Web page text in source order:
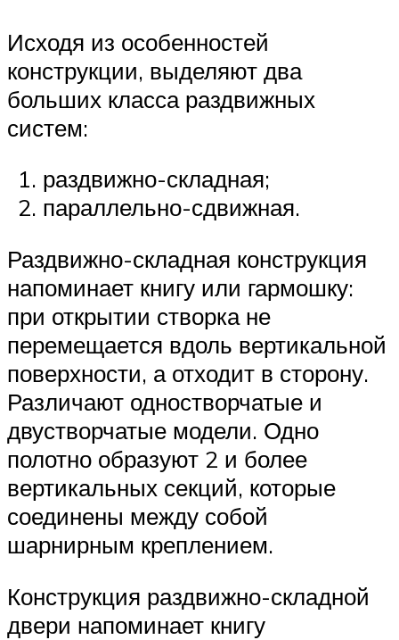
Исходя из особенностей
конструкции, выделяют два
больших класса раздвижных
систем:
раздвижно-складная;
параллельно-сдвижная.
Раздвижно-складная конструкция
напоминает книгу или гармошку:
при открытии створка не
перемещается вдоль вертикальной
поверхности, а отходит в сторону.
Различают одностворчатые и
двустворчатые модели. Одно
полотно образуют 2 и более
вертикальных секций, которые
соединены между собой
шарнирным креплением.
Конструкция раздвижно-складной
двери напоминает книгу